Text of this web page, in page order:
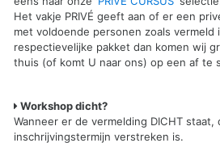
Het vakje PRIVÉ geeft aan of er een
met voldoende personen zoals vermeld
respectievelijke pakket dan komen wij
thuis (of komt U naar ons) op een af te
Workshop dicht?
Wanneer er de vermelding DICHT
inschrijvingstermijn verstreken is.